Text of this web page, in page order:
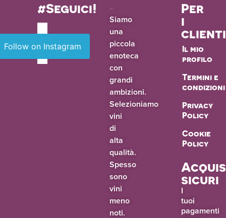
Siamo
una
piccola
enoteca
con
grandi
ambizioni.
Selezioniamo
vini
di
alta
qualità.
Spesso
sono
vini
meno
noti.
Per
i
clienti
Il mio
profilo
Termini e
condizioni
Privacy
Policy
Cookie
Policy
sicuri
I
tuoi
pagamenti
#Seguici!
Follow on Instagram